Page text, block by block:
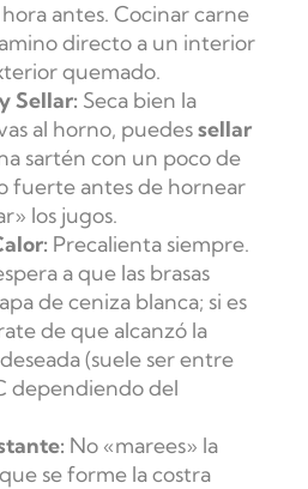
antes. Cocinar carne
directo a un interior
quemado.
Sellar: Seca bien la
al horno, puedessellar
sartén con un poco de
fuerte antes de hornear
los jugos.
Precalienta siempre.
a que las brasas
de ceniza blanca; si es
de que alcanzó la
(suele ser entre
dependiendo del
No «marees» la
se forme la costra